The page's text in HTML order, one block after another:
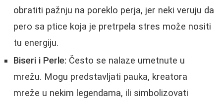
obratiti pažnju na poreklo perja, jer neki veruju da
pero sa ptice koja je pretrpela stres može nositi
tu energiju.
Biseri i Perle: Često se nalaze umetnute u
mrežu. Mogu predstavljati pauka, kreatora
mreže u nekim legendama, ili simbolizovati